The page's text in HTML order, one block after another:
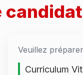
Veuillez
Curriculum